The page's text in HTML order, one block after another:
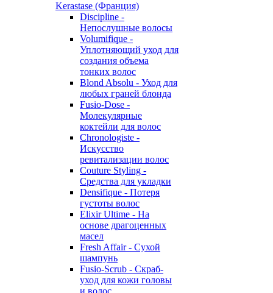
Kerastase (Франция)
Discipline -
Непослушные волосы
Volumifique -
Уплотняющий уход для
создания объема
тонких волос
Blond Absolu - Уход для
любых граней блонда
Fusio-Dose -
Молекулярные
коктейли для волос
Chronologiste -
Искусство
ревитализации волос
Couture Styling -
Средства для укладки
Densifique - Потеря
густоты волос
Elixir Ultime - На
основе драгоценных
масел
Fresh Affair - Сухой
шампунь
Fusio-Scrub - Скраб-
уход для кожи головы
и волос